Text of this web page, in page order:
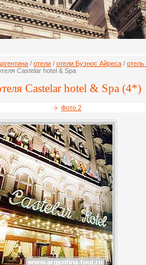
/ отели / отели Буэнос Айреса / отель
Castelar hotel & Spa
Castelar hotel & Spa (4*)
Фото 2